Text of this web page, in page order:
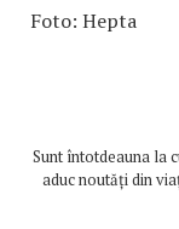
Foto: Hepta
Sunt întotdeauna la
aduc noutăți din